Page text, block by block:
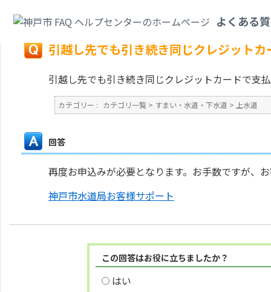
よくある
戻る
引越し先でも引き続き同じクレジット
引越し先でも引き続き同じクレジットカードで支
カテゴリー : カテゴリ一覧 > すまい・水道・下水道 > 上水道
回答
再度お申込みが必要となります。お手数ですが、
神戸市水道局お客様サポート
この回答はお役に立ちましたか？
はい